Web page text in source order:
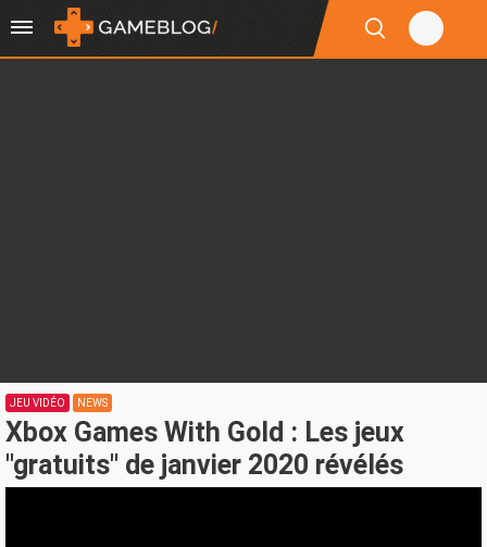
JEU VIDÉO NEWS
Xbox Games With Gold : Les jeux
"gratuits" de janvier 2020 révélés